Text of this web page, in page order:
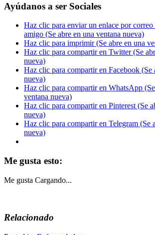
Ayúdanos a ser Sociales
Haz clic para enviar un enlace por
amigo (Se abre en una ventana nueva)
Haz clic para imprimir (Se abre en una
Haz clic para compartir en Twitter (Se
nueva)
Haz clic para compartir en Facebook (Se
nueva)
Haz clic para compartir en WhatsApp
ventana nueva)
Haz clic para compartir en Pinterest (Se
nueva)
Haz clic para compartir en Telegram (Se
nueva)
Me gusta esto:
Me gusta Cargando...
Relacionado